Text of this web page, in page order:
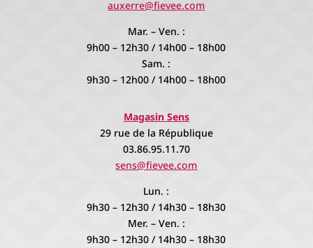
auxerre@fievee.com
Mar. – Ven. :
9h00 – 12h30 / 14h00 – 18h00
Sam. :
9h30 – 12h00 / 14h00 – 18h00
Magasin Sens
29 rue de la République
03.86.95.11.70
sens@fievee.com
Lun. :
9h30 – 12h30 / 14h30 – 18h30
Mer. – Ven. :
9h30 – 12h30 / 14h30 – 18h30